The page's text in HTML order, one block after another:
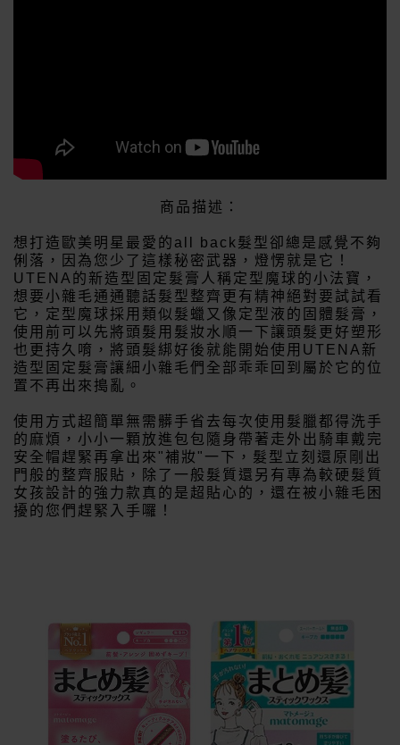
商品描述：
想打造歐美明星最愛的all back髮型卻總是感覺不夠
俐落，因為您少了這樣秘密武器，燈愣就是它！
UTENA的新造型固定髮膏人稱定型魔球的小法寶，
想要小雜毛通通聽話髮型整齊更有精神絕對要試試看
它，定型魔球採用類似髮蠟又像定型液的固體髮膏，
使用前可以先將頭髮用髮妝水順一下讓頭髮更好塑形
也更持久唷，將頭髮綁好後就能開始使用UTENA新
造型固定髮膏讓細小雜毛們全部乖乖回到屬於它的位
置不再出來搗亂。
使用方式超簡單無需髒手省去每次使用髮臘都得洗手
的麻煩，小小一顆放進包包隨身帶著走外出騎車戴完
安全帽趕緊再拿出來"補妝"一下，髮型立刻還原剛出
門般的整齊服貼，除了一般髮質還另有專為較硬髮質
女孩設計的強力款真的是超貼心的，還在被小雜毛困
擾的您們趕緊入手囉！